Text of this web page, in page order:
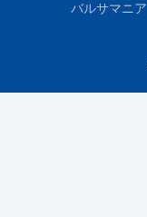
バルサマニア